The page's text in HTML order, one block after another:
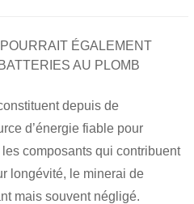
ÉGALEMENT
AU PLOMB
depuis de
d’énergie fiable pour
composants qui contribuent
longévité, le minerai de
mais souvent négligé.